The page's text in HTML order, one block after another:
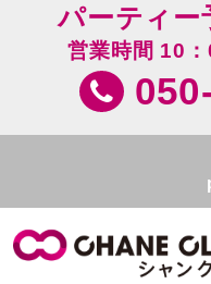
パーティー
営業時間 10